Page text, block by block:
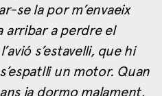
se la por m’envaeix
arribar a perdre el
s’estavelli, que hi
un motor. Quan
ja dormo malament,